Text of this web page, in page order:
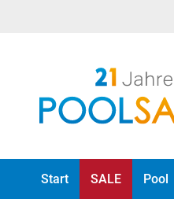
Start SALE Pool